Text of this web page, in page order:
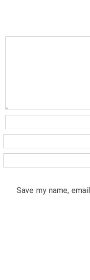
Save my name,